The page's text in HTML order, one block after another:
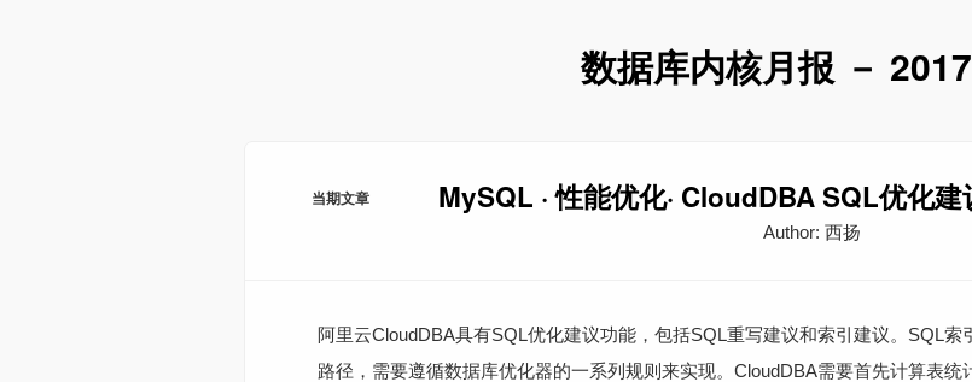
数据库内核月报 －
当期文章 MySQL · 性能优化· CloudDBA SQL优化
Author: 西扬
阿里云CloudDBA具有SQL优化建议功能，包括SQL重写建议和索引建议。SQL
路径，需要遵循数据库优化器的一系列规则来实现。CloudDBA需要首先计算表统